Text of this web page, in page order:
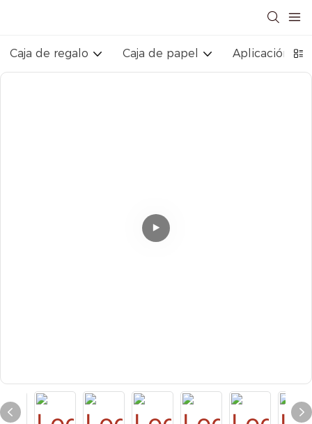
Caja de regalo Caja de papel Aplicación